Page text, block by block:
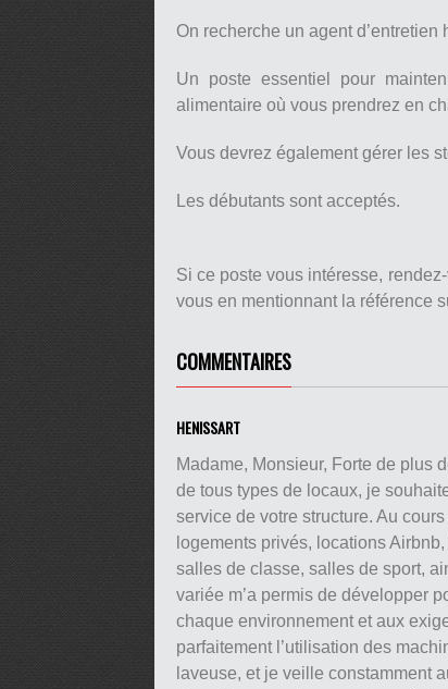
On recherche un agent
Un poste essentiel pour
alimentaire où vous prendrez en
Vous devrez également gérer les
Les débutants sont acceptés.
Si ce poste vous intéresse,
vous en mentionnant la référence
COMMENTAIRES
HENISSART
Madame, Monsieur, Forte de plus
de tous types de locaux, je
service de votre structure. Au
logements privés, locations
salles de classe, salles de sport,
variée m’a permis de développer
chaque environnement et aux
parfaitement l’utilisation des
laveuse, et je veille constamment